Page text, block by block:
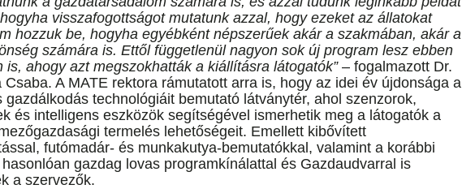
visszafogottságot mutatunk azzal, hogy ezeket az állatokat
hozzuk be, hogyha egyébként népszerűek akár a szakmában, akár a
számára is. Ettől függetlenül nagyon sok új program lesz ebben
is, ahogy azt megszokhatták a kiállításra látogatók”– fogalmazott Dr.
Csaba. A MATE rektora rámutatott arra is, hogy az idei év újdonsága a
gazdálkodás technológiáit bemutató látványtér, ahol szenzorok,
és intelligens eszközök segítségével ismerhetik meg a látogatók a
termelés lehetőségeit. Emellett kibővített
futómadár- és munkakutya-bemutatókkal, valamint a korábbi
gazdag lovas programkínálattal és Gazdaudvarral is
a szervezők.